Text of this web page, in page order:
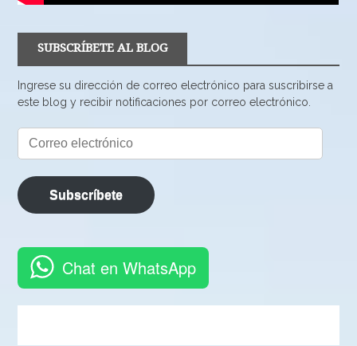
SUBSCRÍBETE AL BLOG
Ingrese su dirección de correo electrónico para suscribirse a
este blog y recibir notificaciones por correo electrónico.
electrónico
Subscríbete
Chat en WhatsApp